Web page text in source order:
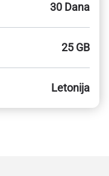
30 Dana
25 GB
Letonija